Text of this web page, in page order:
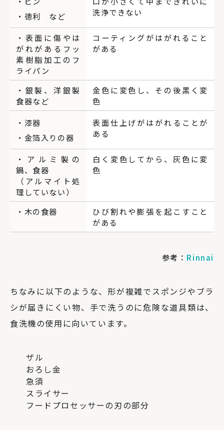
・徳利 など
洗浄できない
・表面に傷やは
がれがあるフッ
素樹脂加工のフ
ライパン
コーティングがはがれること
がある
・銀製、洋銀製
食器など
金色に変色し、その後黒く変
色
・漆器
・金箔入りの器
表面仕上げがはがれることが
ある
・アルミ製の
鍋、食器
（アルマイト処
理していない）
白く変色してから、灰色に変
色
・木の食器
ひび割れや膨張を起こすこと
がある
参考： Rinnai
ちなみに以下のような、形が複雑でスポンジやブラ
シが届きにくい物、手で洗うのに危険な道具類は、
食洗機の使用に向いています。
ザル
おろし金
急須
スライサー
フードプロセッサーの刃の部分